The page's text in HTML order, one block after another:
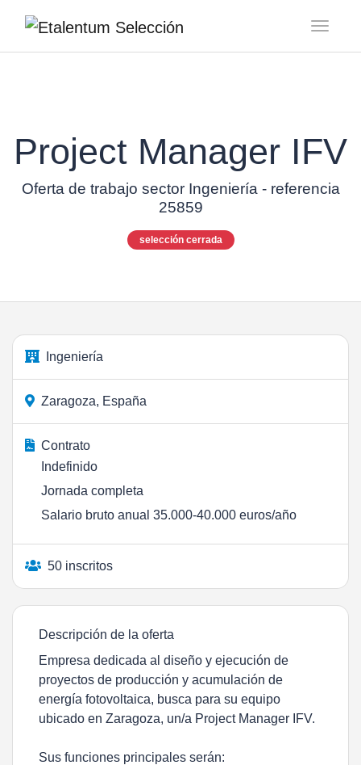
Project Manager IFV
Oferta de trabajo sector Ingeniería - referencia
25859
selección cerrada
Ingeniería
Zaragoza, España
Contrato
Indefinido
Jornada completa
Salario bruto anual 35.000-40.000 euros/año
50 inscritos
Descripción de la oferta
Empresa dedicada al diseño y ejecución de
proyectos de producción y acumulación de
energía fotovoltaica, busca para su equipo
ubicado en Zaragoza, un/a Project Manager IFV.
Sus funciones principales serán: